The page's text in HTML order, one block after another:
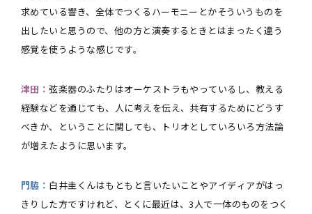
求めている響き、全体でつくるハーモニーとかそういうものを
出したいと思うので、他の方と演奏するときとはまったく違う
感覚を使うような感じです。
津田：弦楽器のふたりはオーケストラもやっているし、教える
経験などを通じても、人に考えを伝え、共有するためにどうす
べきか、ということに関しても、トリオとしていろいろ方法論
が増えたように思います。
門脇： 白井圭くんはもともと言いたいことやアイディアがはっ
きりした方ですけれど、とくに最近は、3人で一体のものをつく